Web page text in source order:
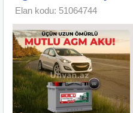
Elan kodu: 51064744